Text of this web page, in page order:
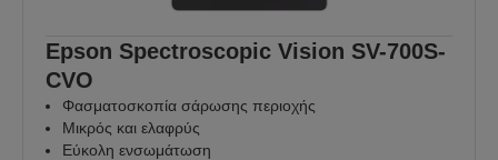
Epson Spectroscopic Vision SV-700S-
CVO
Φασματοσκοπία σάρωσης περιοχής
Μικρός και ελαφρύς
Εύκολη ενσωμάτωση